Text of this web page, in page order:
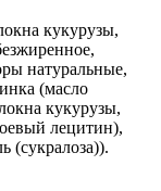
кукурузы,
натуральные,
(масло
кукурузы,
лецитин),
(сукралоза)).